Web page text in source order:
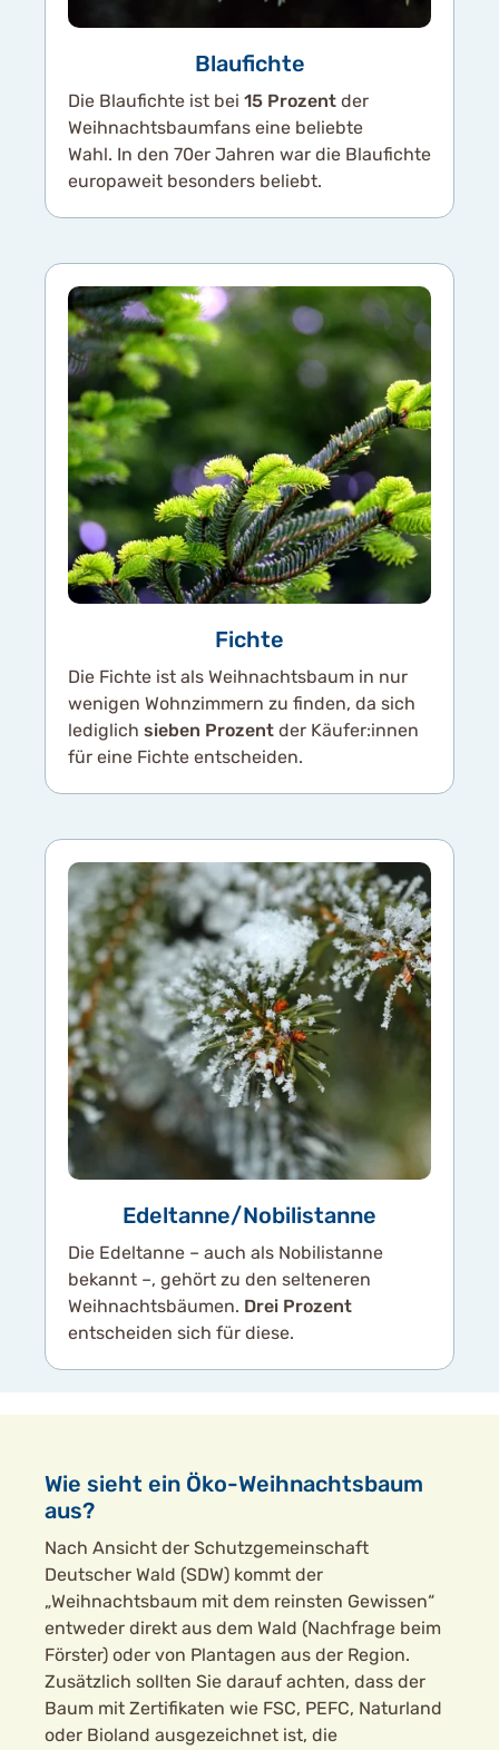
Blaufichte
Die Blaufichte ist bei 15 Prozent der
Weihnachtsbaumfans eine beliebte
Wahl. In den 70er Jahren war die Blaufichte
europaweit besonders beliebt.
Fichte
Die Fichte ist als Weihnachtsbaum in nur
wenigen Wohnzimmern zu finden, da sich
lediglich sieben Prozent der Käufer:innen
für eine Fichte entscheiden.
Edeltanne/Nobilistanne
Die Edeltanne – auch als Nobilistanne
bekannt –, gehört zu den selteneren
Weihnachtsbäumen. Drei Prozent
entscheiden sich für diese.
Wie sieht ein Öko-Weihnachtsbaum
aus?
Nach Ansicht der Schutzgemeinschaft
Deutscher Wald (SDW) kommt der
„Weihnachtsbaum mit dem reinsten Gewissen“
entweder direkt aus dem Wald (Nachfrage beim
Förster) oder von Plantagen aus der Region.
Zusätzlich sollten Sie darauf achten, dass der
Baum mit Zertifikaten wie FSC, PEFC, Naturland
oder Bioland ausgezeichnet ist, die